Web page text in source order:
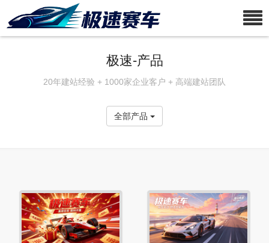
极速-产品
20年建站经验 + 1000家企业客户 + 高端建站团队
全部产品